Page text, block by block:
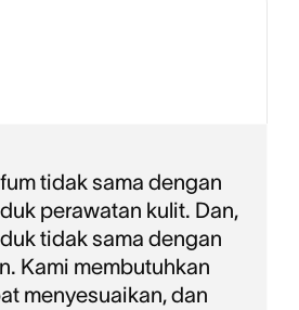
tidak sama dengan
perawatan kulit. Dan,
tidak sama dengan
Kami membutuhkan
menyesuaikan, dan